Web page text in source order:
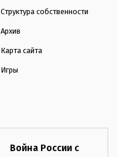
Структура собственности
Архив
Карта сайта
Игры
Война России с